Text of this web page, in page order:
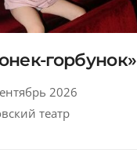
горбунок»
2026
театр